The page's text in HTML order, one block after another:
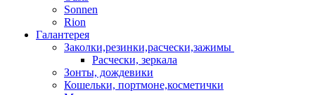
Sonnen
Rion
Галантерея
Заколки,резинки,расчески,зажимы
Расчески, зеркала
Зонты, дождевики
Кошельки, портмоне,косметички